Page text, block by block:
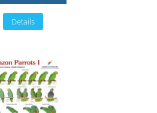
Details